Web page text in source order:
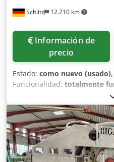
Schlitz 12.210 km
Información de
precio
Estado: como nuevo (usado)
Funcionalidad: totalmente
9911294-
DV 55, fabricado en 2014,
como en el corte final.
estado! Tenemos 2
almacén de Schlitz.